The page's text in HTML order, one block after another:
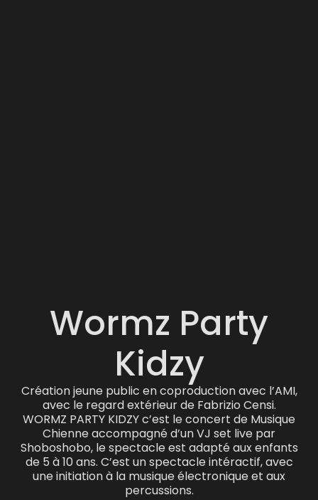
Wormz Party
Kidzy
Création jeune public en coproduction avec l’AMI,
avec le regard extérieur de Fabrizio Censi.
WORMZ PARTY KIDZY c’est le concert de Musique
Chienne accompagné d’un VJ set live par
Shoboshobo, le spectacle est adapté aux enfants
de 5 à 10 ans. C’est un spectacle intéractif, avec
une initiation à la musique électronique et aux
percussions.